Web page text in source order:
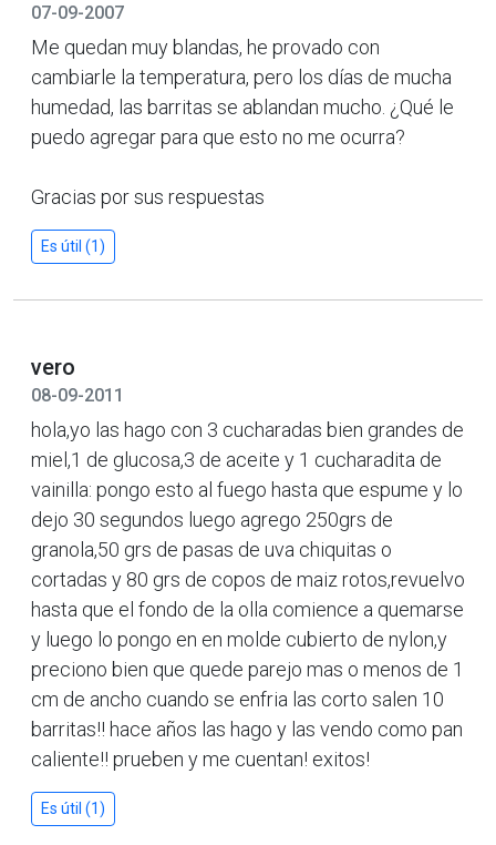
07-09-2007
Me quedan muy blandas, he provado con
cambiarle la temperatura, pero los días de mucha
humedad, las barritas se ablandan mucho. ¿Qué le
puedo agregar para que esto no me ocurra?
Gracias por sus respuestas
Es útil (1)
vero
08-09-2011
hola,yo las hago con 3 cucharadas bien grandes de
miel,1 de glucosa,3 de aceite y 1 cucharadita de
vainilla: pongo esto al fuego hasta que espume y lo
dejo 30 segundos luego agrego 250grs de
granola,50 grs de pasas de uva chiquitas o
cortadas y 80 grs de copos de maiz rotos,revuelvo
hasta que el fondo de la olla comience a quemarse
y luego lo pongo en en molde cubierto de nylon,y
preciono bien que quede parejo mas o menos de 1
cm de ancho cuando se enfria las corto salen 10
barritas!! hace años las hago y las vendo como pan
caliente!! prueben y me cuentan! exitos!
Es útil (1)